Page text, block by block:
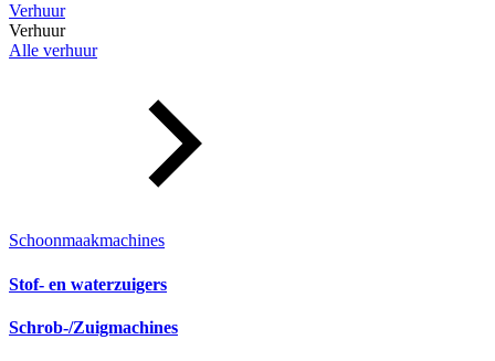
Verhuur
Verhuur
Alle verhuur
Schoonmaakmachines
Stof- en waterzuigers
Schrob-/Zuigmachines